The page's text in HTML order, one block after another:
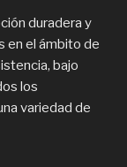
duradera y
en el ámbito de
bajo
los
variedad de